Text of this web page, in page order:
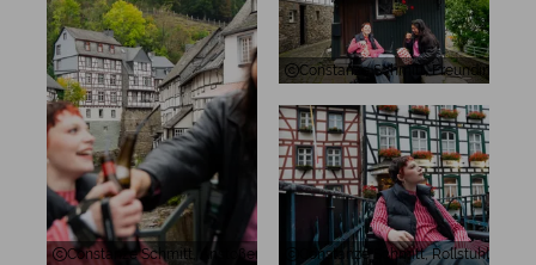
Constanze Schmitt, Anstoßen in Monschaus Altstadt vor
Constanze Schmitt,
Constanze Schmitt, Freundinnen